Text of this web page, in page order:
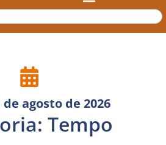
de agosto de 2026
Tempo